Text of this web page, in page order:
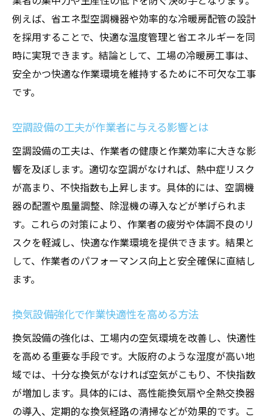
例えば、省エネ型空調機器や効率的な冷暖房配管の設計
を採用することで、快適な温度管理と省エネルギーを同
時に実現できます。結論として、工場の冷暖房工事は、
安全かつ快適な作業環境を維持するために不可欠な工事
です。
空調設備の工夫が作業者に与える影響とは
空調設備の工夫は、作業者の健康と作業効率に大きな影
響を及ぼします。適切な空調がなければ、熱中症リスク
が高まり、不快指数も上昇します。具体的には、空調機
器の配置や風量調整、除湿機の導入などが挙げられま
す。これらの対策により、作業者の疲労や体調不良のリ
スクを軽減し、快適な作業環境を提供できます。結果と
して、作業者のパフォーマンス向上と安全確保に直結し
ます。
換気設備強化で作業快適性を高める方法
換気設備の強化は、工場内の空気環境を改善し、快適性
を高める重要な手段です。大阪府のような湿度が高い地
域では、十分な換気がなければ空気がこもり、不快指数
が増加します。具体的には、高性能換気扇や全熱交換器
の導入、定期的な換気経路の清掃などが効果的です。こ